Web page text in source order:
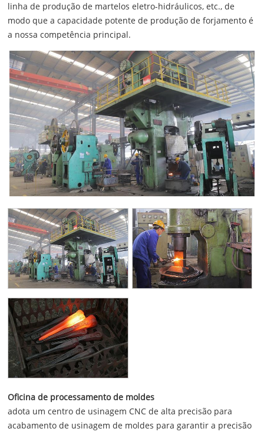
linha de produção de martelos eletro-hidráulicos, etc., de
modo que a capacidade potente de produção de forjamento é
a nossa competência principal.
Oficina de processamento de moldes
adota um centro de usinagem CNC de alta precisão para
acabamento de usinagem de moldes para garantir a precisão